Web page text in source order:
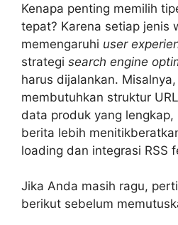
Kenapa penting memilih
tepat? Karena setiap jenis
memengaruhi user
strategi search engine
harus dijalankan.
membutuhkan struktur
data produk yang
berita lebih
loading dan integrasi RSS
Jika Anda masih ragu,
berikut sebelum